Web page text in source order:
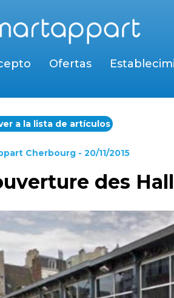
Ofertas
a la lista de artículos
Cherbourg - 20/11/2015
des